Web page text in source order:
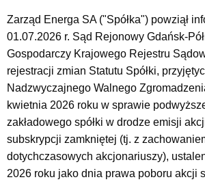
Zarząd Energa SA ("Spółka") powziął
01.07.2026 r. Sąd Rejonowy Gdańsk-
Gospodarczy Krajowego Rejestru
rejestracji zmian Statutu Spółki,
Nadzwyczajnego Walnego
kwietnia 2026 roku w sprawie
zakładowego spółki w drodze emisji
subskrypcji zamkniętej (tj. z
dotychczasowych akcjonariuszy),
2026 roku jako dnia prawa poboru akcji